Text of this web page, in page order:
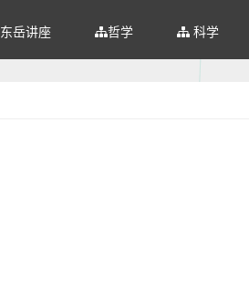
东岳讲座 哲学 科学